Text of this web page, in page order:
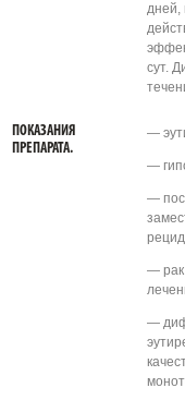
дней,
сут.
ПОКАЗАНИЯ
ПРЕПАРАТА.
—
—
—
— рак
—